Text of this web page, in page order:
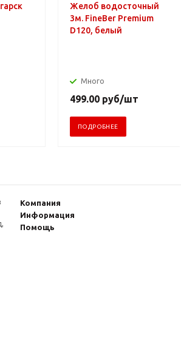
Желоб водосточный
3м. FineBer Premium
D120, белый
Много
499.00 руб/шт
ПОДРОБНЕЕ
Компания
Информация
Помощь